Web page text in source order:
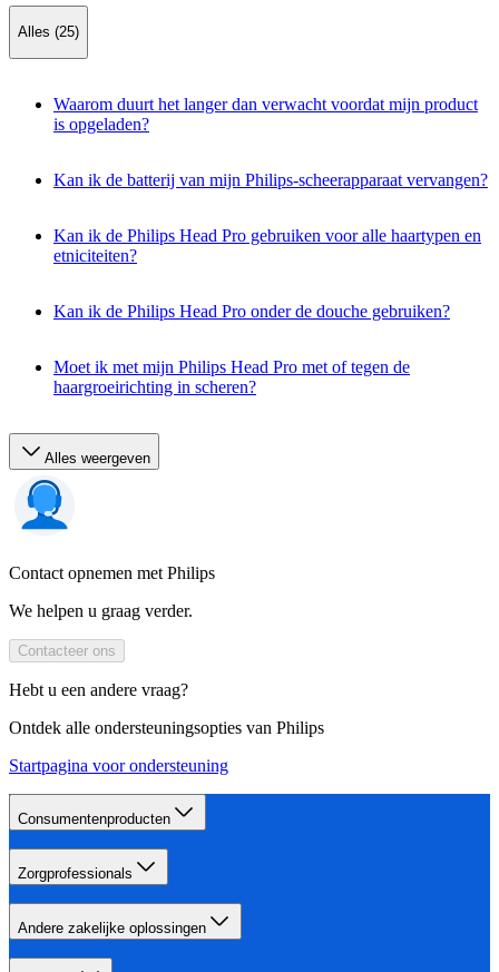
Alles (25)
Waarom duurt het langer dan verwacht voordat mijn product
is opgeladen?
Kan ik de batterij van mijn Philips-scheerapparaat vervangen?
Kan ik de Philips Head Pro gebruiken voor alle haartypen en
etniciteiten?
Kan ik de Philips Head Pro onder de douche gebruiken?
Moet ik met mijn Philips Head Pro met of tegen de
haargroeirichting in scheren?
Alles weergeven
Contact opnemen met Philips
We helpen u graag verder.
Contacteer ons
Hebt u een andere vraag?
Ontdek alle ondersteuningsopties van Philips
Startpagina voor ondersteuning
Consumentenproducten
Zorgprofessionals
Andere zakelijke oplossingen